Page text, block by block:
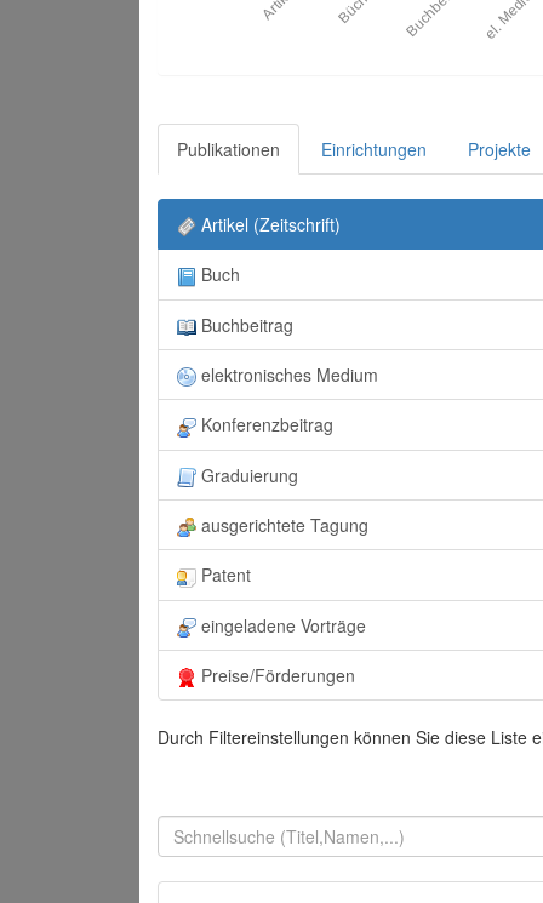
Publikationen Einrichtungen Projekte
Artikel (Zeitschrift)
Buch
Buchbeitrag
elektronisches Medium
Konferenzbeitrag
Graduierung
ausgerichtete Tagung
Patent
eingeladene Vorträge
Preise/Förderungen
Durch Filtereinstellungen können Sie diese Liste